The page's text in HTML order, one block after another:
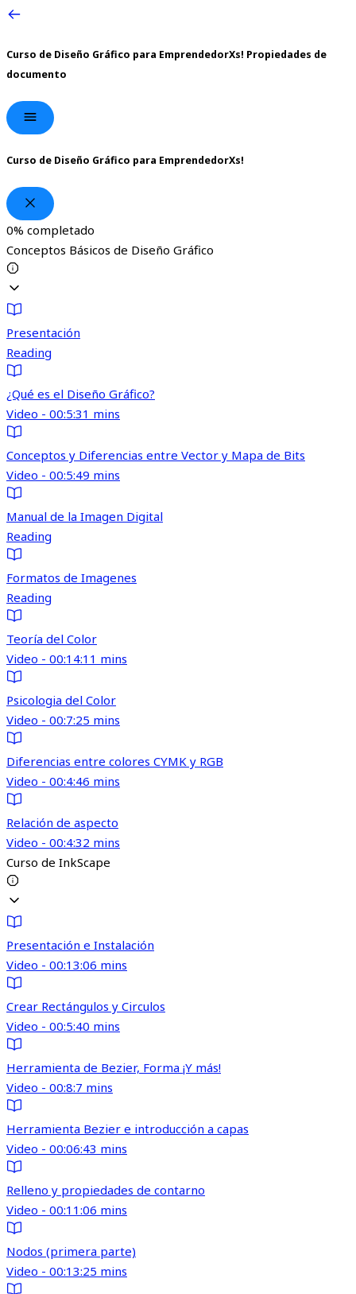
Curso de Diseño Gráfico para EmprendedorXs! Propiedades de
documento
Curso de Diseño Gráfico para EmprendedorXs!
0% completado
Conceptos Básicos de Diseño Gráfico
Presentación
Reading
¿Qué es el Diseño Gráfico?
Video - 00:5:31 mins
Conceptos y Diferencias entre Vector y Mapa de Bits
Video - 00:5:49 mins
Manual de la Imagen Digital
Reading
Formatos de Imagenes
Reading
Teoría del Color
Video - 00:14:11 mins
Psicologia del Color
Video - 00:7:25 mins
Diferencias entre colores CYMK y RGB
Video - 00:4:46 mins
Relación de aspecto
Video - 00:4:32 mins
Curso de InkScape
Presentación e Instalación
Video - 00:13:06 mins
Crear Rectángulos y Circulos
Video - 00:5:40 mins
Herramienta de Bezier, Forma ¡Y más!
Video - 00:8:7 mins
Herramienta Bezier e introducción a capas
Video - 00:06:43 mins
Relleno y propiedades de contarno
Video - 00:11:06 mins
Nodos (primera parte)
Video - 00:13:25 mins